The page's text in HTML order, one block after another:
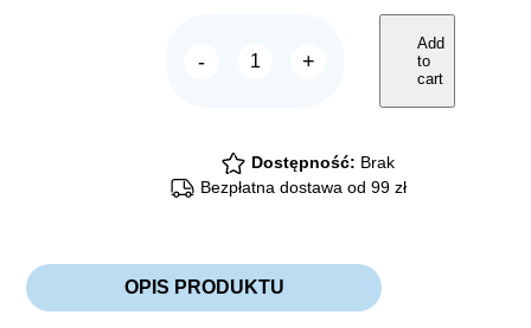
-
Over
Wieprzowina
quantity
+
Add
to
cart
Dostępność: Brak
Bezpłatna dostawa od 99 zł
OPIS PRODUKTU